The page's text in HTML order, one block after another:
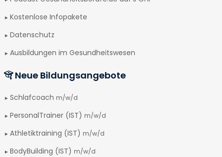
Kostenlose Infopakete
Datenschutz
Ausbildungen im Gesundheitswesen
Neue Bildungsangebote
Schlafcoach m/w/d
PersonalTrainer (IST) m/w/d
Athletiktraining (IST) m/w/d
BodyBuilding (IST) m/w/d